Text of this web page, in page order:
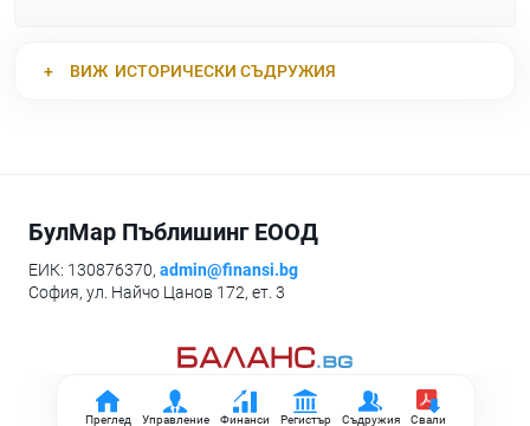
Преглед Управление Финанси Регистър Съдружия Свали
ВИЖ ИСТОРИЧЕСКИ СЪДРУЖИЯ
БулМар Пъблишинг ЕООД
ЕИК: 130876370, admin@finansi.bg
София, ул. Найчо Цанов 172, ет. 3